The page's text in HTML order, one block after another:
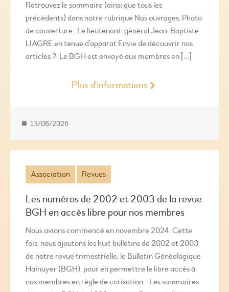
Retrouvez le sommaire (ainsi que tous les
précédents) dans notre rubrique Nos ouvrages. Photo
de couverture : Le lieutenant-général Jean-Baptiste
LIAGRE en tenue d’apparat Envie de découvrir nos
articles ? Le BGH est envoyé aux membres en […]
Plus d'informations
13/06/2026
Association Revues
Les numéros de 2002 et 2003 de la revue
BGH en accès libre pour nos membres
Nous avions commencé en novembre 2024. Cette
fois, nous ajoutons les huit bulletins de 2002 et 2003
de notre revue trimestrielle, le Bulletin Généalogique
Hainuyer (BGH), pour en permettre le libre accès à
nos membres en règle de cotisation. Les sommaires